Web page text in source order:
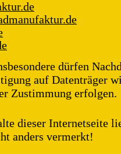
dürfen
auf Datenträger
Zustimmung erfolgen.
dieser Internetseite
anders vermerkt!